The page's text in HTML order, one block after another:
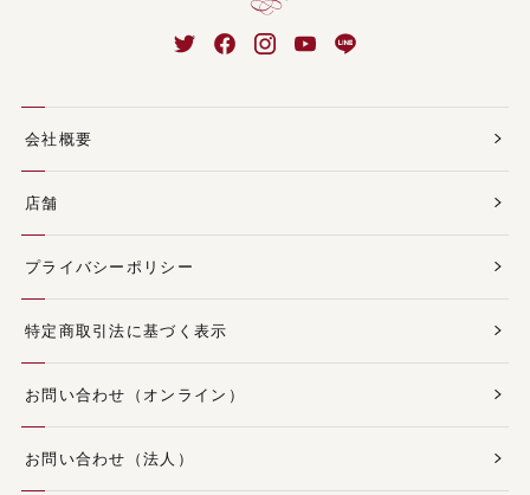
会社概要
店舗
プライバシーポリシー
特定商取引法に基づく表示
お問い合わせ（オンライン）
お問い合わせ（法人）